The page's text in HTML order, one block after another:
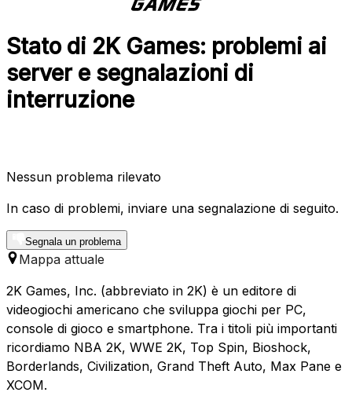
Stato di 2K Games: problemi ai
server e segnalazioni di
interruzione
Nessun problema rilevato
In caso di problemi, inviare una segnalazione di seguito.
Segnala un problema
Mappa attuale
2K Games, Inc. (abbreviato in 2K) è un editore di
videogiochi americano che sviluppa giochi per PC,
console di gioco e smartphone. Tra i titoli più importanti
ricordiamo NBA 2K, WWE 2K, Top Spin, Bioshock,
Borderlands, Civilization, Grand Theft Auto, Max Pane e
XCOM.